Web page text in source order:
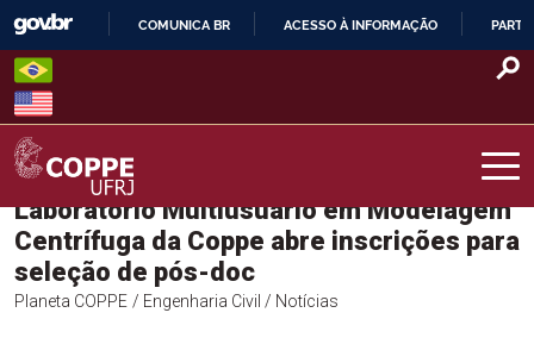
Skip
content
O
COMUNICA BR ACESSO À INFORMAÇÃO
COPPE – UFRJ
Laboratório Multiusuário em Modelagem
Centrífuga da Coppe abre inscrições para
seleção de pós-doc
Planeta COPPE / Engenharia Civil / Notícias